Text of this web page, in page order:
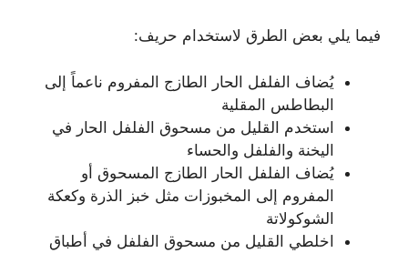
فيما يلي بعض الطرق لاستخدام حريف:
يُضاف الفلفل الحار الطازج المفروم ناعماً إلى
البطاطس المقلية
استخدم القليل من مسحوق الفلفل الحار في
اليخنة والفلفل والحساء
يُضاف الفلفل الحار الطازج المسحوق أو
المفروم إلى المخبوزات مثل خبز الذرة وكعكة
الشوكولاتة
اخلطي القليل من مسحوق الفلفل في أطباق